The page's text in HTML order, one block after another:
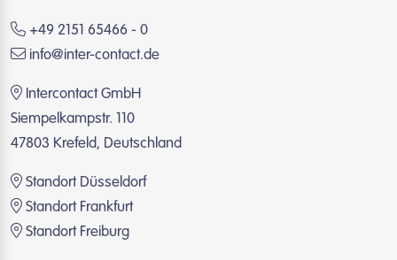
+49 2151 65466 - 0
info@inter-contact.de
Intercontact GmbH
Siempelkampstr. 110
47803 Krefeld, Deutschland
Standort Düsseldorf
Standort Frankfurt
Standort Freiburg